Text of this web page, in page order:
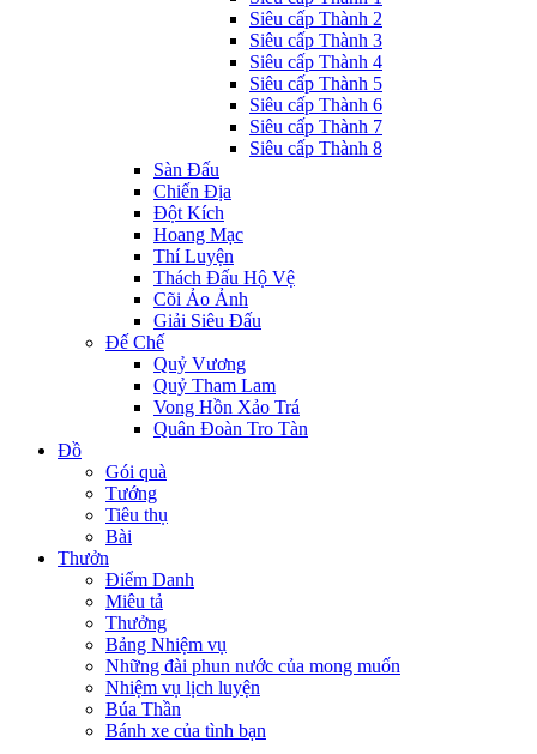
Siêu cấp Thành 2
Siêu cấp Thành 3
Siêu cấp Thành 4
Siêu cấp Thành 5
Siêu cấp Thành 6
Siêu cấp Thành 7
Siêu cấp Thành 8
Sàn Đấu
Chiến Địa
Đột Kích
Hoang Mạc
Thí Luyện
Thách Đấu Hộ Vệ
Cõi Ảo Ảnh
Giải Siêu Đấu
Đế Chế
Quỷ Vương
Quỷ Tham Lam
Vong Hồn Xảo Trá
Quân Đoàn Tro Tàn
Đồ
Gói quà
Tướng
Tiêu thụ
Bài
Thưởn
Điểm Danh
Miêu tả
Thưởng
Bảng Nhiệm vụ
Những đài phun nước của mong muốn
Nhiệm vụ lịch luyện
Búa Thần
Bánh xe của tình bạn